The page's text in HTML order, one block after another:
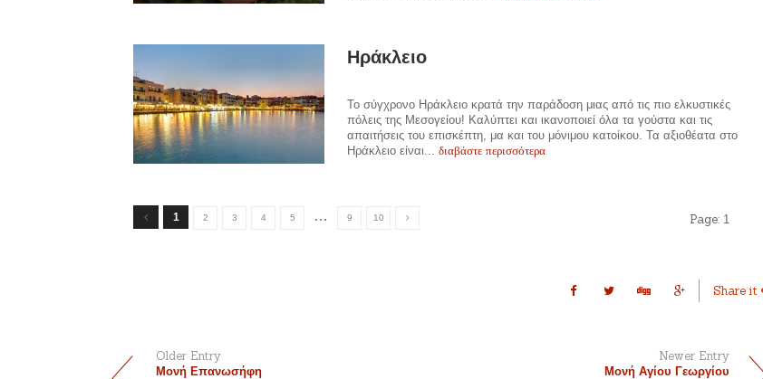
Ηράκλειο
Το σύγχρονο Ηράκλειο κρατά την παράδοση μιας από τις πιο ελκυστικές
πόλεις της Μεσογείου! Καλύπτει και ικανοποιεί όλα τα γούστα και τις
απαιτήσεις του επισκέπτη, μα και του μόνιμου κατοίκου. Τα αξιοθέατα στο
Ηράκλειο είναι...διαβάστε περισσότερα
1 2 3 4 5 … 9 10 Page: 1
Share it
Older Entry
Μονή Επανωσήφη
Newer Entry
Μονή Αγίου Γεωργίου